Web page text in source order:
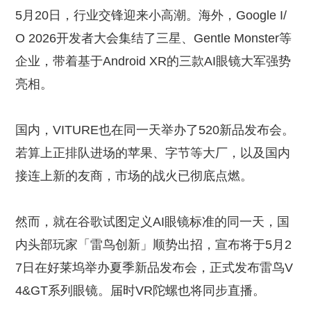
5月20日，行业交锋迎来小高潮。海外，Google I/
O 2026开发者大会集结了三星、Gentle Monster等
企业，带着基于Android XR的三款AI眼镜大军强势
亮相。
国内，VITURE也在同一天举办了520新品发布会。
若算上正排队进场的苹果、字节等大厂，以及国内
接连上新的友商，市场的战火已彻底点燃。
然而，就在谷歌试图定义AI眼镜标准的同一天，国
内头部玩家「雷鸟创新」顺势出招，宣布将于5月2
7日在好莱坞举办夏季新品发布会，正式发布雷鸟V
4&GT系列眼镜。届时VR陀螺也将同步直播。